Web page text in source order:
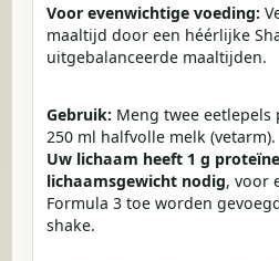
Voor evenwichtige voeding:
maaltijd door een héérlijke
uitgebalanceerde maaltijden.
Gebruik: Meng twee eetlepels
250 ml halfvolle melk (vetarm).
Uw lichaam heeft 1 g
lichaamsgewicht nodig, voor
Formula 3 toe worden
shake.